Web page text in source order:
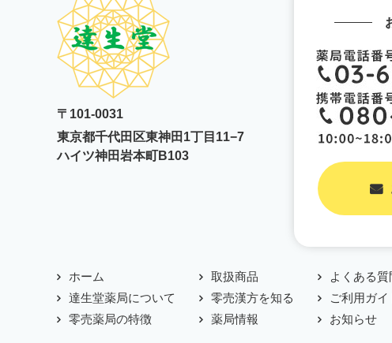
〒101-0031
東京都千代田区東神田1丁目11−7
ハイツ神田岩本町B103
ホーム
達生堂薬局について
零売薬局の特徴
取扱商品
零売漢方を知る
薬局情報
よくある質
ご利用ガイ
お知らせ